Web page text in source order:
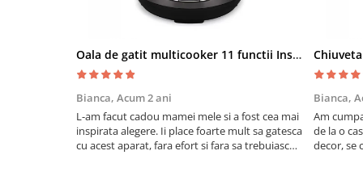
Oala de gatit multicooker 11 functii Instant Pot Pro Crisp 8 + Air Fryer 7.6 lt
Bianca, Acum 2 ani
L-am facut cadou mamei mele si a fost cea mai
inspirata alegere. Ii place foarte mult sa gatesca
cu acest aparat, fara efort si fara sa trebuiasca
Bianca,
Am
de la o
decor, se